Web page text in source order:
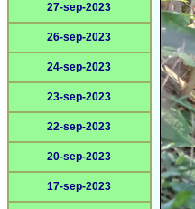
27-sep-2023
26-sep-2023
24-sep-2023
23-sep-2023
22-sep-2023
20-sep-2023
17-sep-2023